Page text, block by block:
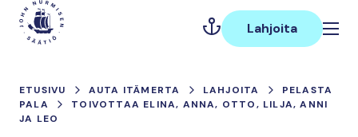
Hyppää
sisältöön
Päävalikko
Lahjoita
ETUSIVU AUTA ITÄMERTA LAHJOITA
PELASTA
PALA
TOIVOTTAA ELINA, ANNA, OTTO, LILJA, ANNI
JA LEO